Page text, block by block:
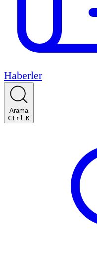
Haberler
Arama
Ctrl K